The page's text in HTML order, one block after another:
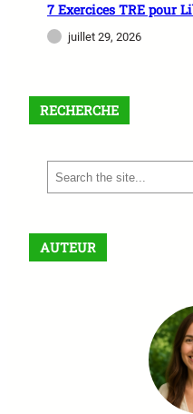
7 Exercices TRE pour
juillet 29, 2026
RECHERCHE
e
r
c
AUTEUR